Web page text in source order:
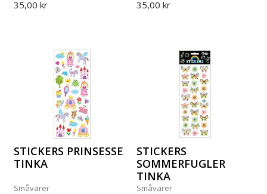
35,00 kr 35,00 kr
STICKERS PRINSESSE
TINKA
Småvarer
STICKERS
SOMMERFUGLER
TINKA
Småvarer